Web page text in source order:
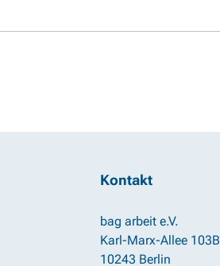
Kontakt
bag arbeit e.V.
Karl-Marx-Allee 103B
10243 Berlin